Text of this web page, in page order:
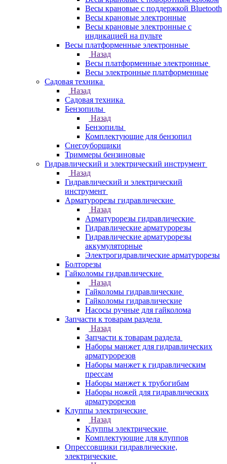
Весы крановые с поддержкой Bluetooth
Весы крановые электронные
Весы крановые электронные с
индикацией на пульте
Весы платформенные электронные
Назад
Весы платформенные электронные
Весы электронные платформенные
Садовая техника
Назад
Садовая техника
Бензопилы
Назад
Бензопилы
Комплектующие для бензопил
Снегоуборщики
Триммеры бензиновые
Гидравлический и электрический инструмент
Назад
Гидравлический и электрический
инструмент
Арматурорезы гидравлические
Назад
Арматурорезы гидравлические
Гидравлические арматурорезы
Гидравлические арматурорезы
аккумуляторные
Электрогидравлические арматурорезы
Болторезы
Гайколомы гидравлические
Назад
Гайколомы гидравлические
Гайколомы гидравлические
Насосы ручные для гайколома
Запчасти к товарам раздела
Назад
Запчасти к товарам раздела
Наборы манжет для гидравлических
арматурорезов
Наборы манжет к гидравлическим
прессам
Наборы манжет к трубогибам
Наборы ножей для гидравлических
арматурорезов
Клуппы электрические
Назад
Клуппы электрические
Комплектующие для клуппов
Опрессовщики гидравлические,
электрические